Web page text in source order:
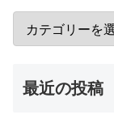
最近の投稿